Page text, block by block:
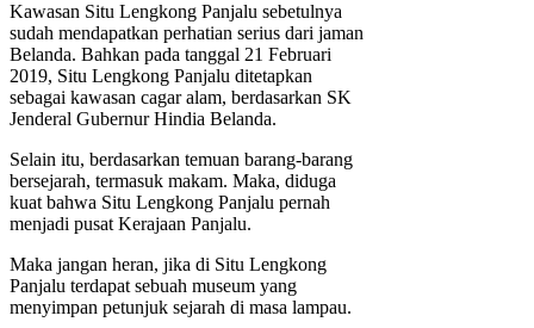
Kawasan Situ Lengkong Panjalu sebetulnya
sudah mendapatkan perhatian serius dari jaman
Belanda. Bahkan pada tanggal 21 Februari
2019, Situ Lengkong Panjalu ditetapkan
sebagai kawasan cagar alam, berdasarkan SK
Jenderal Gubernur Hindia Belanda.
Selain itu, berdasarkan temuan barang-barang
bersejarah, termasuk makam. Maka, diduga
kuat bahwa Situ Lengkong Panjalu pernah
menjadi pusat Kerajaan Panjalu.
Maka jangan heran, jika di Situ Lengkong
Panjalu terdapat sebuah museum yang
menyimpan petunjuk sejarah di masa lampau.